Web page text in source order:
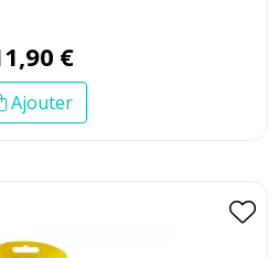
,90 €
Ajouter